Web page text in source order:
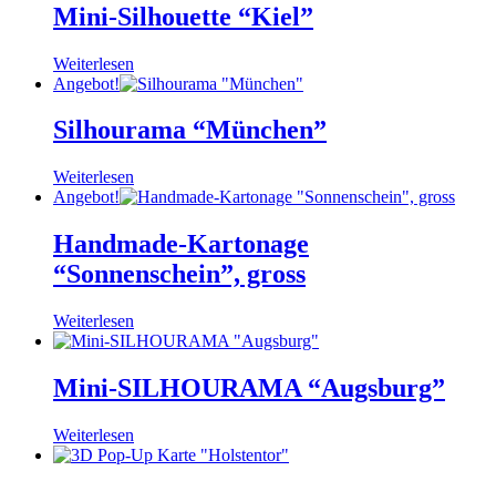
Mini-Silhouette “Kiel”
Weiterlesen
Angebot!
Silhourama “München”
Weiterlesen
Angebot!
Handmade-Kartonage
“Sonnenschein”, gross
Weiterlesen
Mini-SILHOURAMA “Augsburg”
Weiterlesen